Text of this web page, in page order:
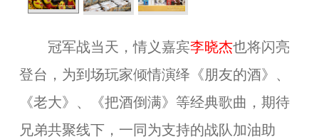
冠军战当天，情义嘉宾李晓杰也将闪亮
登台，为到场玩家倾情演绎《朋友的酒》、
《老大》、《把酒倒满》等经典歌曲，期待
兄弟共聚线下，一同为支持的战队加油助